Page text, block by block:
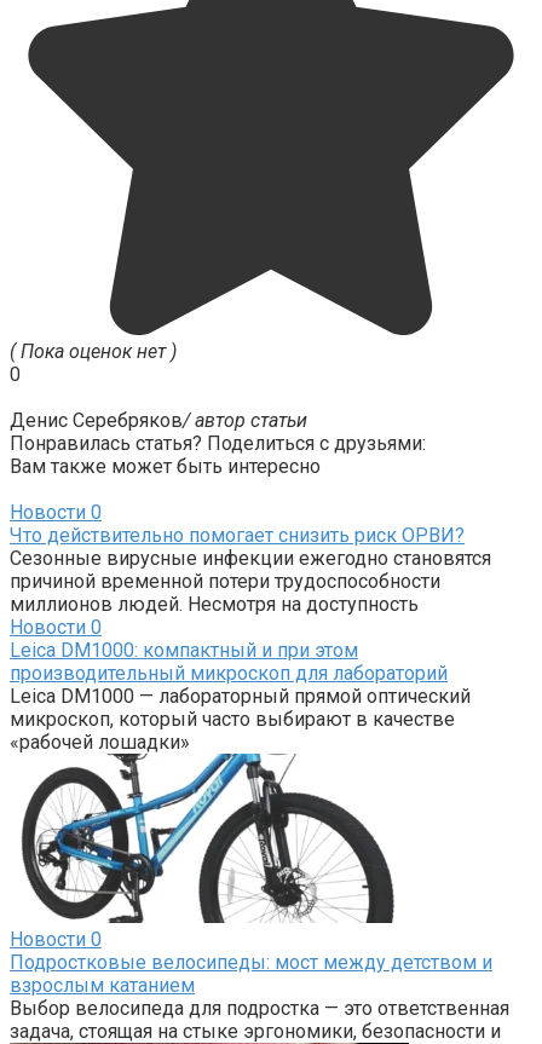
( Пока оценок нет )
0
Денис Серебряков/ автор статьи
Понравилась статья? Поделиться с друзьями:
Вам также может быть интересно
Новости 0
Что действительно помогает снизить риск ОРВИ?
Сезонные вирусные инфекции ежегодно становятся
причиной временной потери трудоспособности
миллионов людей. Несмотря на доступность
Новости 0
Leica DM1000: компактный и при этом
производительный микроскоп для лабораторий
Leica DM1000 — лабораторный прямой оптический
микроскоп, который часто выбирают в качестве
«рабочей лошадки»
Новости 0
Подростковые велосипеды: мост между детством и
взрослым катанием
Выбор велосипеда для подростка — это ответственная
задача, стоящая на стыке эргономики, безопасности и